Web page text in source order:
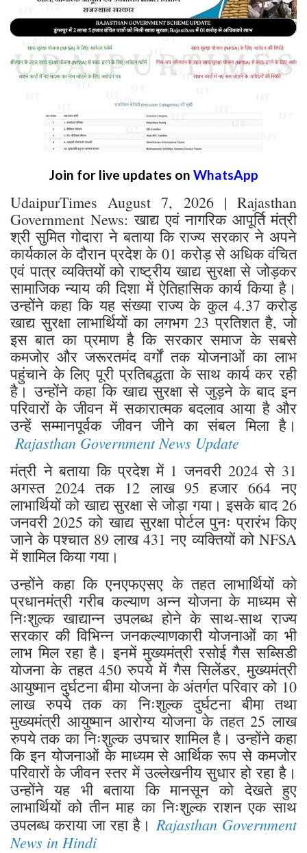
Join for live updates on WhatsApp
UdaipurTimes August 7, 2026 | Rajasthan
Government News: खाद्य एवं नागरिक आपूर्ति मंत्री
श्री सुमित गोदारा ने बताया कि राज्य सरकार ने अपने
कार्यकाल के दौरान प्रदेश के 01 करोड़ से अधिक वंचित
एवं पात्र व्यक्तियों को राष्ट्रीय खाद्य सुरक्षा से जोड़कर
सामाजिक न्याय की दिशा में ऐतिहासिक कार्य किया है।
उन्होंने कहा कि यह संख्या राज्य के कुल 4.37 करोड़
खाद्य सुरक्षा लाभार्थियों का लगभग 23 प्रतिशत है, जो
इस बात का प्रमाण है कि सरकार समाज के सबसे
कमजोर और जरूरतमंद वर्गों तक योजनाओं का लाभ
पहुंचाने के लिए पूरी प्रतिबद्धता के साथ कार्य कर रही
है। उन्होंने कहा कि खाद्य सुरक्षा से जुड़ने के बाद इन
परिवारों के जीवन में सकारात्मक बदलाव आया है और
उन्हें सम्मानपूर्वक जीवन जीने का संबल मिला है।
Rajasthan Government News Update
मंत्री ने बताया कि प्रदेश में 1 जनवरी 2024 से 31
अगस्त 2024 तक 12 लाख 95 हजार 664 नए
लाभार्थियों को खाद्य सुरक्षा से जोड़ा गया। इसके बाद 26
जनवरी 2025 को खाद्य सुरक्षा पोर्टल पुनः प्रारंभ किए
जाने के पश्चात 89 लाख 431 नए व्यक्तियों को NFSA
में शामिल किया गया।
उन्होंने कहा कि एनएफएसए के तहत लाभार्थियों को
प्रधानमंत्री गरीब कल्याण अन्न योजना के माध्यम से
निःशुल्क खाद्यान्न उपलब्ध होने के साथ-साथ राज्य
सरकार की विभिन्न जनकल्याणकारी योजनाओं का भी
लाभ मिल रहा है। इनमें मुख्यमंत्री रसोई गैस सब्सिडी
योजना के तहत 450 रुपये में गैस सिलेंडर, मुख्यमंत्री
आयुष्मान दुर्घटना बीमा योजना के अंतर्गत परिवार को 10
लाख रुपये तक का निःशुल्क दुर्घटना बीमा तथा
मुख्यमंत्री आयुष्मान आरोग्य योजना के तहत 25 लाख
रुपये तक का निःशुल्क उपचार शामिल है। उन्होंने कहा
कि इन योजनाओं के माध्यम से आर्थिक रूप से कमजोर
परिवारों के जीवन स्तर में उल्लेखनीय सुधार हो रहा है।
उन्होंने यह भी बताया कि मानसून को देखते हुए
लाभार्थियों को तीन माह का निःशुल्क राशन एक साथ
उपलब्ध कराया जा रहा है। Rajasthan Government
News in Hindi